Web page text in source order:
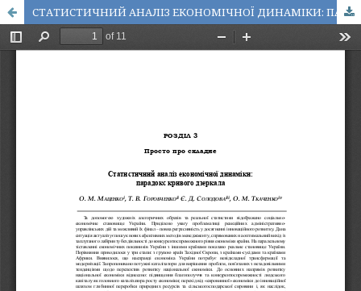
СТАТИСТИЧНИЙ АНАЛІЗ ЕКОНОМІЧНОЇ ДИНАМІКИ: ПАРАДОКС КРИВОГО ДЗЕРКАЛА